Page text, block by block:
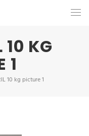
10 KG
1
10 kg picture 1